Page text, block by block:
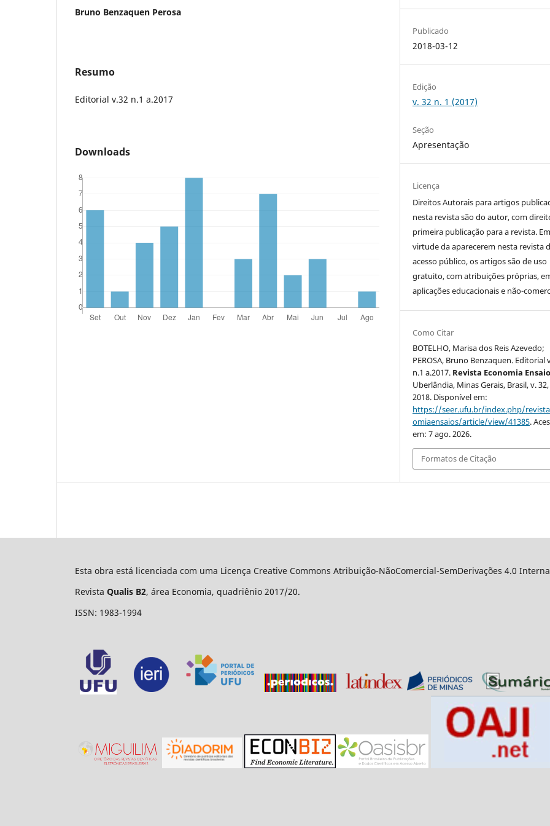
Bruno Benzaquen Perosa
Resumo
Editorial v.32 n.1 a.2017
Downloads
Publicado
2018-03-12
Edição
v. 32 n. 1 (2017)
Seção
Apresentação
Licença
Direitos Autorais para artigos
nesta revista são do autor, com
primeira publicação para a revista. Em
virtude da aparecerem nesta revista
acesso público, os artigos são de uso
gratuito, com atribuições próprias,
aplicações educacionais e não-
Como Citar
BOTELHO, Marisa dos Reis Azevedo;
PEROSA, Bruno Benzaquen. Editorial
n.1 a.2017. Revista Economia
Uberlândia, Minas Gerais, Brasil, v.
2018. Disponível em:
https://seer.ufu.br/index.php/
omiaensaios/article/view/41385.
em: 7 ago. 2026.
Formatos de Citação
Esta obra está licenciada com uma Licença Creative Commons Atribuição-NãoComercial-SemDerivações 4.0
Revista Qualis B2, área Economia, quadriênio 2017/20.
ISSN: 1983-1994